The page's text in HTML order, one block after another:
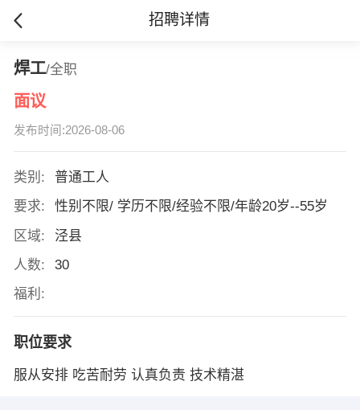
招聘详情
焊工/全职
面议
发布时间:2026-08-06
类别:
普通工人
要求:
性别不限/ 学历不限/经验不限/年龄20岁--55岁
区域:
泾县
人数:
30
福利:
职位要求
服从安排 吃苦耐劳 认真负责 技术精湛